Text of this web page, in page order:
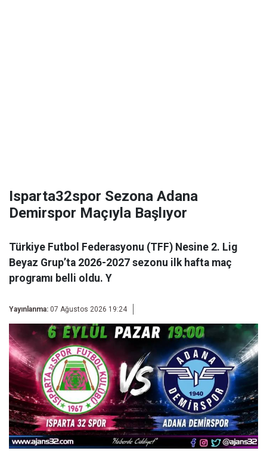
Isparta32spor Sezona Adana
Demirspor Maçıyla Başlıyor
Türkiye Futbol Federasyonu (TFF) Nesine 2. Lig
Beyaz Grup’ta 2026-2027 sezonu ilk hafta maç
programı belli oldu. Y
Yayınlanma: 07 Ağustos 2026 19:24